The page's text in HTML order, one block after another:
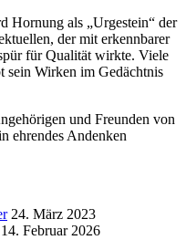
Hornung als „Urgestein“ der
der mit erkennbarer
für Qualität wirkte. Viele
sein Wirken im Gedächtnis
und Freunden von
ehrendes Andenken
24. März 2023
Februar 2026